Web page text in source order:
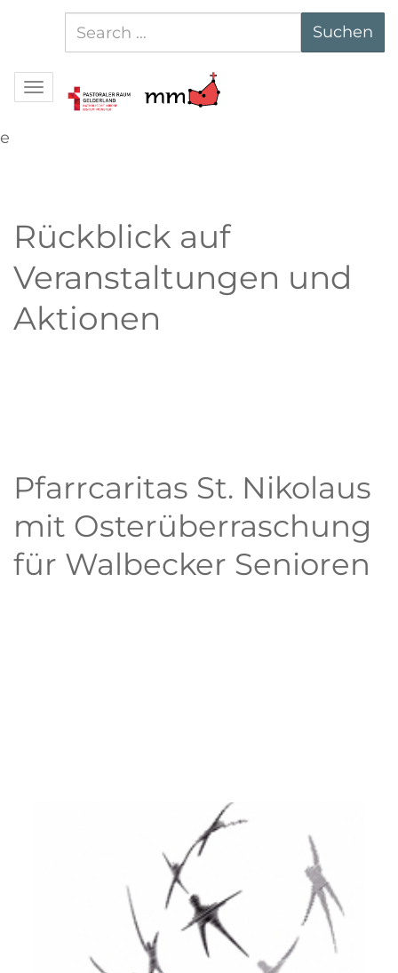
nach:
Suchen
Navigation
e
Rückblick auf
Veranstaltungen und
Aktionen
Pfarrcaritas St. Nikolaus
mit Osterüberraschung
für Walbecker Senioren